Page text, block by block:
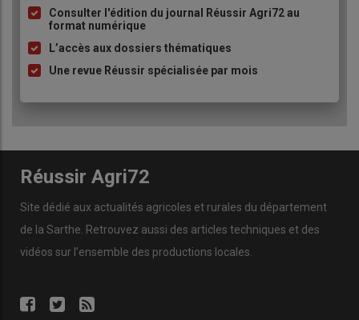
à
puce
Consulter l'édition du journal Réussir Agri72 au
format numérique
L’accès aux dossiers thématiques
Une revue Réussir spécialisée par mois
Réussir Agri72
Site dédié aux actualités agricoles et rurales du département
de la Sarthe. Retrouvez aussi des articles techniques et des
vidéos sur l’ensemble des productions locales.